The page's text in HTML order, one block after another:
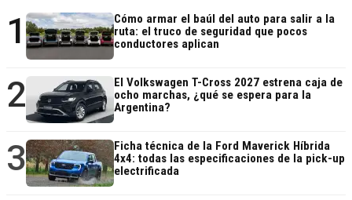
1
Cómo armar el baúl del auto para salir a la
ruta: el truco de seguridad que pocos
conductores aplican
2
El Volkswagen T-Cross 2027 estrena caja de
ocho marchas, ¿qué se espera para la
Argentina?
3
Ficha técnica de la Ford Maverick Híbrida
4x4: todas las especificaciones de la pick-up
electrificada